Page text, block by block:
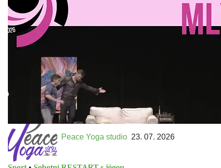
MLEJN. Vstupenky již v prodeji.
Přijďte na přátelský festival divadla a inspirace 15. až 18.
října 2026 Vstupenky již v prodeji na GOOUT -
https://divadelnimlyn.cz/vstupenky Představ si čtyři dny
Peace Yoga studio 23. 07. 2026